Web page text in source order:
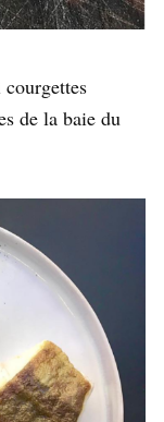
de la baie du